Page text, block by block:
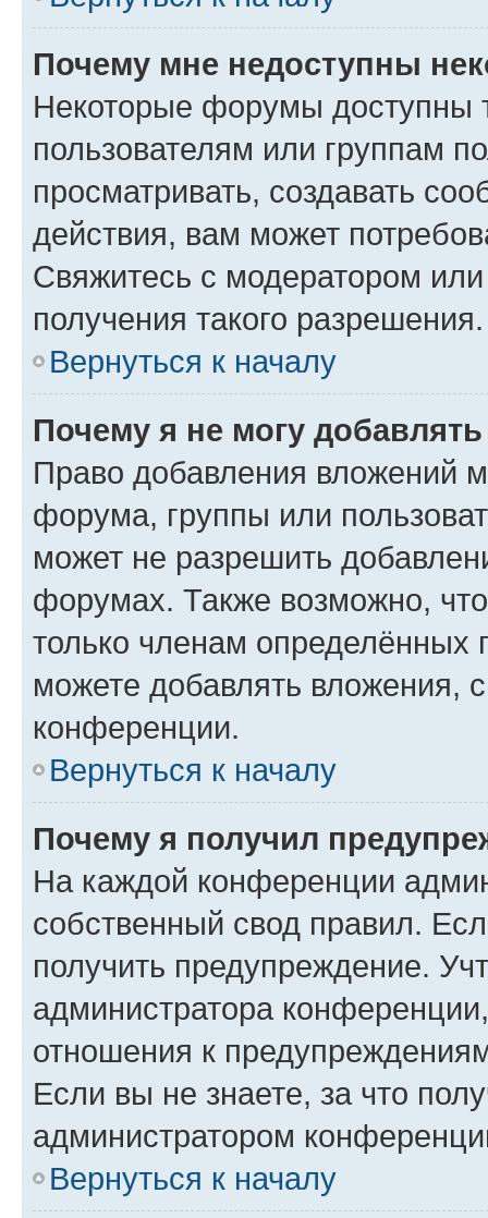
Почему мне недоступны
Некоторые форумы доступны
пользователям или группам
просматривать, создавать
действия, вам может
Свяжитесь с модератором
получения такого разрешения.
Вернуться к началу
Почему я не могу
Право добавления вложений
форума, группы или
может не разрешить
форумах. Также возможно,
только членам определённых
можете добавлять вложения,
конференции.
Вернуться к началу
Почему я получил
На каждой конференции
собственный свод правил.
получить предупреждение.
администратора
отношения к
Если вы не знаете, за что
администратором
Вернуться к началу